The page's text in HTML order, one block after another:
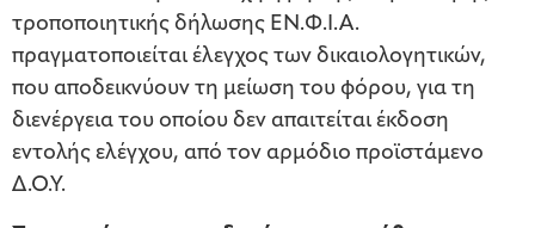
τροποποιητικής δήλωσης ΕΝ.Φ.Ι.Α.
πραγματοποιείται έλεγχος των δικαιολογητικών,
που αποδεικνύουν τη μείωση του φόρου, για τη
διενέργεια του οποίου δεν απαιτείται έκδοση
εντολής ελέγχου, από τον αρμόδιο προϊστάμενο
Δ.Ο.Υ.